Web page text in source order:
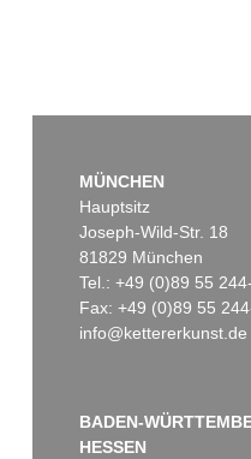
MÜNCHEN
Hauptsitz
Joseph-Wild-Str. 18
81829 München
Tel.: +49 (0)89 55
Fax: +49 (0)89 55
info@kettererkunst.de
BADEN-
HESSEN